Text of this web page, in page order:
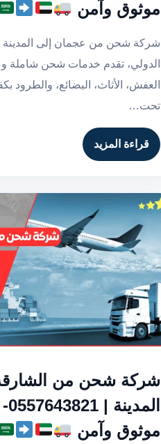
موثوق وآمن
شركة شحن من عجمان إلى المدينة
الدولي، تقدم خدمات شحن شاملة
العفش، الأثاث، البضائع، والطرود
تحت…
قراءة المزيد
شركة شحن من
موثوق وآمن